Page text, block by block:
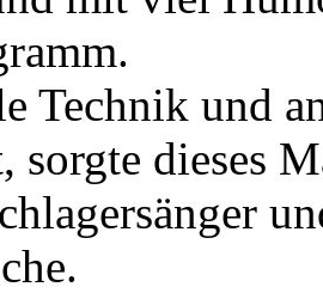
Technik und
sorgte dieses